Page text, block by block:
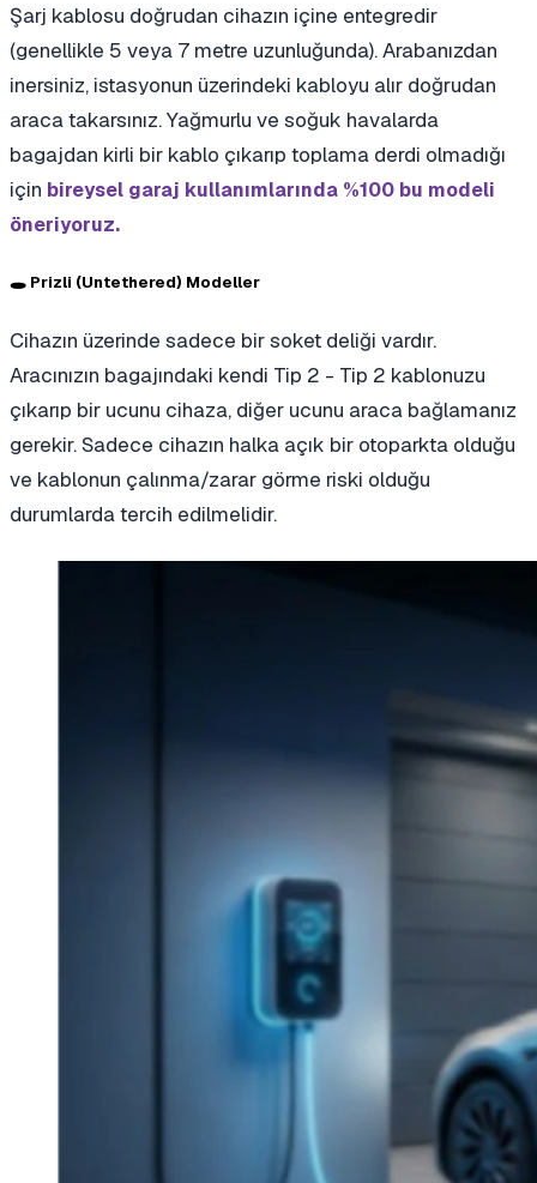
Şarj kablosu doğrudan cihazın içine entegredir
(genellikle 5 veya 7 metre uzunluğunda). Arabanızdan
inersiniz, istasyonun üzerindeki kabloyu alır doğrudan
araca takarsınız. Yağmurlu ve soğuk havalarda
bagajdan kirli bir kablo çıkarıp toplama derdi olmadığı
için bireysel garaj kullanımlarında %100 bu modeli
öneriyoruz.
🕳️ Prizli (Untethered) Modeller
Cihazın üzerinde sadece bir soket deliği vardır.
Aracınızın bagajındaki kendi Tip 2 - Tip 2 kablonuzu
çıkarıp bir ucunu cihaza, diğer ucunu araca bağlamanız
gerekir. Sadece cihazın halka açık bir otoparkta olduğu
ve kablonun çalınma/zarar görme riski olduğu
durumlarda tercih edilmelidir.